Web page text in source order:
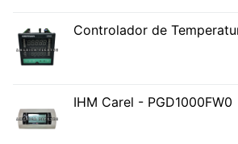
Controlador de
IHM Carel - PGD1000FW0